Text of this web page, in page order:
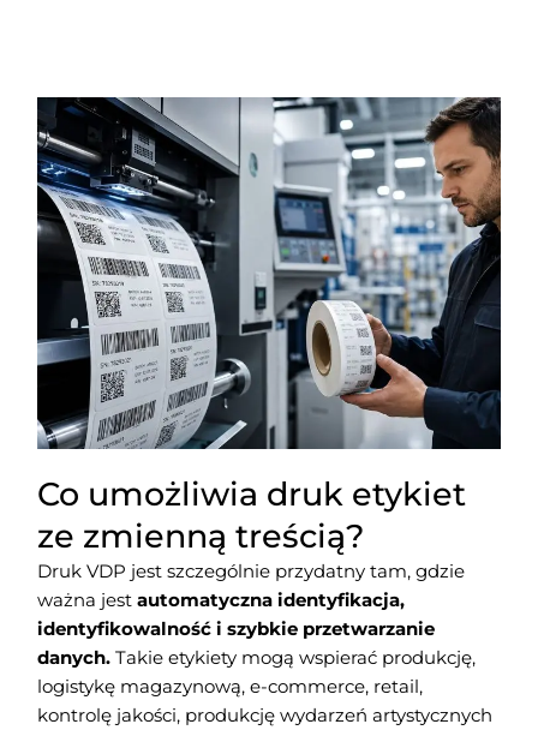
Co umożliwia druk etykiet
ze zmienną treścią?
Druk VDP jest szczególnie przydatny tam, gdzie
ważna jest automatyczna identyfikacja,
identyfikowalność i szybkie przetwarzanie
danych.Takie etykiety mogą wspierać produkcję,
logistykę magazynową, e-commerce, retail,
kontrolę jakości, produkcję wydarzeń artystycznych